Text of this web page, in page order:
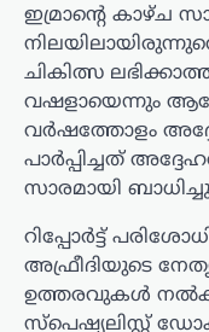
ഇമ്രാന്റെ കാഴ്ച
ചികിത്സ
വഷളായെന്നും
വർഷത്തോളം
പാർപ്പിച്ചത്
സാരമായി
റിപ്പോർട്ട്
അഫ്രീദിയുടെ
ഉത്തരവുകൾ
സ്പെഷ്യലിസ്റ്റ്